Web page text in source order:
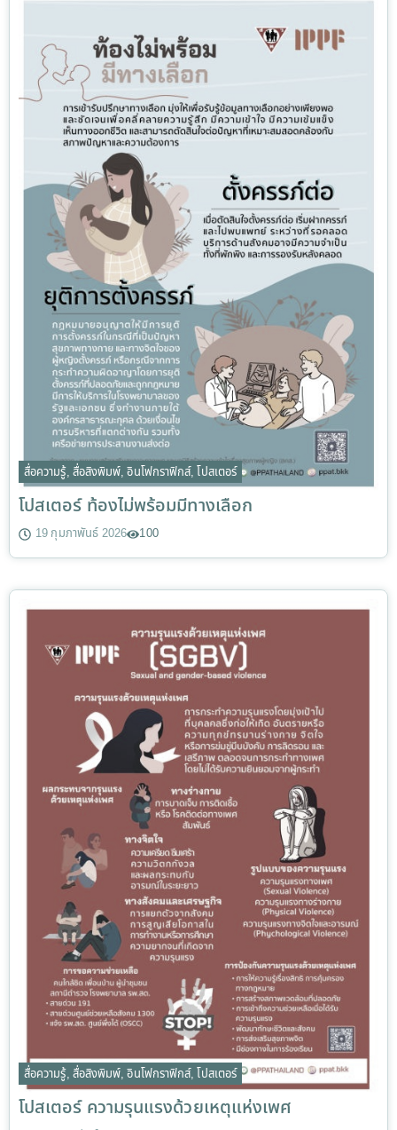
สื่อความรู้, สื่อสิงพิมพ์,อินโฟกราฟิกส์,โปสเตอร์
โปสเตอร์ ท้องไม่พร้อมมีทางเลือก
19 กุมภาพันธ์ 2026 100
สื่อความรู้, สื่อสิงพิมพ์,อินโฟกราฟิกส์,โปสเตอร์
โปสเตอร์ ความรุนแรงด้วยเหตุแห่งเพศ